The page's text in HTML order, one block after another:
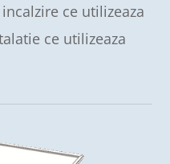
ce utilizeaza
ce utilizeaza